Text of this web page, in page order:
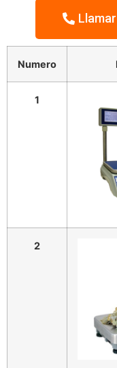
Numero
1
2